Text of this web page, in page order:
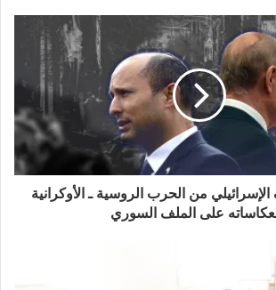
ق
ع
ا
و
س
ب
و
ك
ي
ر
ن
ك
د
إ
ن
ت
ر
ا
م
من الحرب الروسية ـ الأوكرانية
على الملف السوري